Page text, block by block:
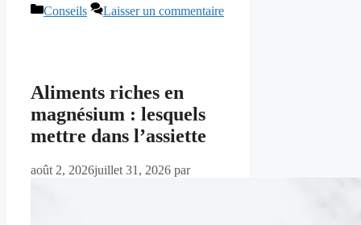
Catégories
Conseils Laisser un commentaire
Aliments riches en
magnésium : lesquels
mettre dans l’assiette
août 2, 2026juillet 31, 2026 par